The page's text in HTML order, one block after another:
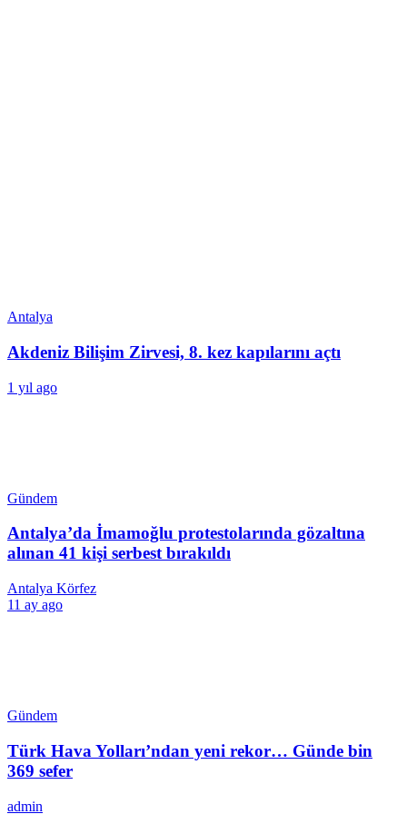
Antalya
Akdeniz Bilişim Zirvesi, 8. kez kapılarını açtı
1 yıl ago
Gündem
Antalya’da İmamoğlu protestolarında gözaltına
alınan 41 kişi serbest bırakıldı
Antalya Körfez
11 ay ago
Gündem
Türk Hava Yolları’ndan yeni rekor… Günde bin
369 sefer
admin